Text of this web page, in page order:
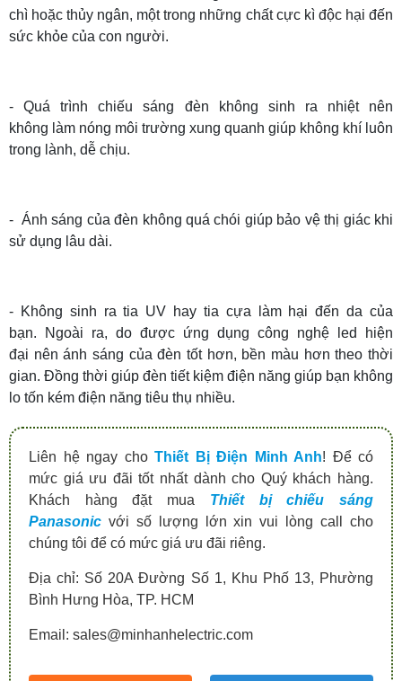
chì hoặc thủy ngân, một trong những chất cực kì độc hại đến
sức khỏe của con người.
- Quá trình chiếu sáng đèn không sinh ra nhiệt nên
không làm nóng môi trường xung quanh giúp không khí luôn
trong lành, dễ chịu.
- Ánh sáng của đèn không quá chói giúp bảo vệ thị giác khi
sử dụng lâu dài.
- Không sinh ra tia UV hay tia cựa làm hại đến da của
bạn. Ngoài ra, do được ứng dụng công nghệ led hiện
đại nên ánh sáng của đèn tốt hơn, bền màu hơn theo thời
gian. Đồng thời giúp đèn tiết kiệm điện năng giúp bạn không
lo tốn kém điện năng tiêu thụ nhiều.
Liên hệ ngay cho Thiết Bị Điện Minh Anh! Để có
mức giá ưu đãi tốt nhất dành cho Quý khách hàng.
Khách hàng đặt mua Thiết bị chiếu sáng
Panasonic với số lượng lớn xin vui lòng call cho
chúng tôi để có mức giá ưu đãi riêng.
Địa chỉ: Số 20A Đường Số 1, Khu Phố 13, Phường
Bình Hưng Hòa, TP. HCM
Email: sales@minhanhelectric.com